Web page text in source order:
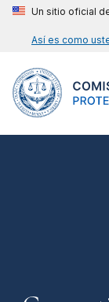
Un sitio oficial
Así es como